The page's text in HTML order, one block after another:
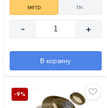
метр тн.
- +
В корзину
-9%